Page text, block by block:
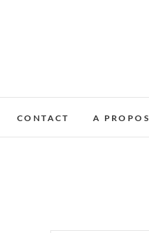
CONTACT A PROPOS